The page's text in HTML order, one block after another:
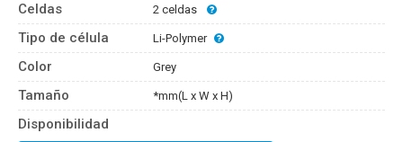
Celdas 2 celdas
Tipo de célula Li-Polymer
Color Grey
Tamaño *mm(L x W x H)
Disponibilidad